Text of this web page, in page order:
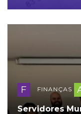
F FINANÇAS
Servidores